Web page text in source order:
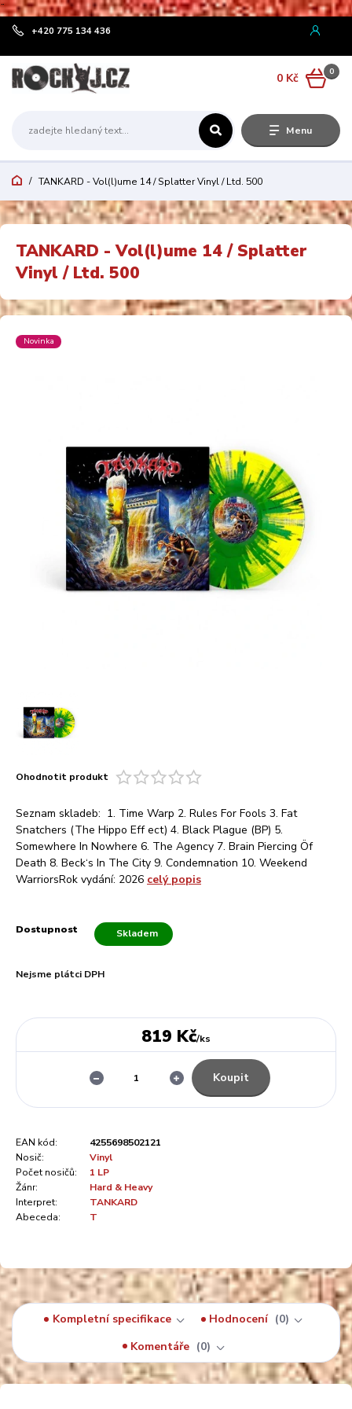
¨
Menu
+420 775 134 436
0
0 Kč
TANKARD - Vol(l)ume 14 / Splatter Vinyl / Ltd. 500
TANKARD - Vol(l)ume 14 / Splatter
Vinyl / Ltd. 500
Novinka
Ohodnotit produkt
Seznam skladeb: 1. Time Warp 2. Rules For Fools 3. Fat
Snatchers (The Hippo Eff ect) 4. Black Plague (BP) 5.
Somewhere In Nowhere 6. The Agency 7. Brain Piercing Öf
Death 8. Beck‘s In The City 9. Condemnation 10. Weekend
WarriorsRok vydání: 2026 celý popis
Dostupnost Skladem
Nejsme plátci DPH
819 Kč/ks
Koupit
EAN kód:
4255698502121
Nosič:
Vinyl
Počet nosičů:
1 LP
Žánr:
Hard & Heavy
Interpret:
TANKARD
Abeceda:
T
Kompletní specifikace Hodnocení
0
Komentáře
0